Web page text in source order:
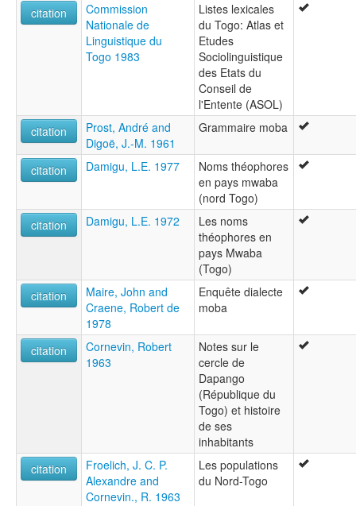
citation
Commission
Nationale de
Linguistique du
Togo 1983
Listes lexicales
du Togo: Atlas et
Etudes
Sociolinguistique
des Etats du
Conseil de
l'Entente (ASOL)
citation
Prost, André and
Digoë, J.-M. 1961
Grammaire moba
citation Damigu, L.E. 1977
Noms théophores
en pays mwaba
(nord Togo)
citation
Damigu, L.E. 1972
Les noms
théophores en
pays Mwaba
(Togo)
citation
Maire, John and
Craene, Robert de
1978
Enquête dialecte
moba
citation
Cornevin, Robert
1963
Notes sur le
cercle de
Dapango
(République du
Togo) et histoire
de ses
inhabitants
citation
Froelich, J. C. P.
Alexandre and
Cornevin., R. 1963
Les populations
du Nord-Togo